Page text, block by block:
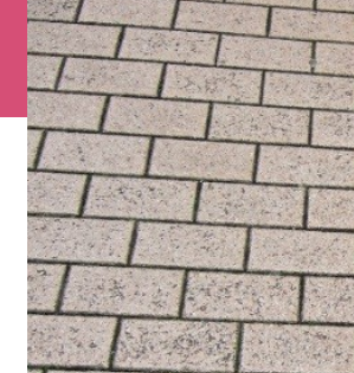
Contacts
Tous les mobiliers urbains
Tous les revêtements urbains
CATÉGORIE :PAVÉS EN BÉTON
ÉTIQUETTES : BÉTON, PAVÉ